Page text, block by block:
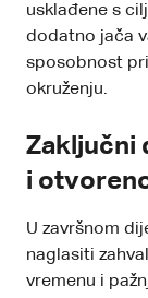
usklađene s
dodatno jača
sposobnost
okruženju.
Zaključni
i
U završnom
naglasiti
vremenu i